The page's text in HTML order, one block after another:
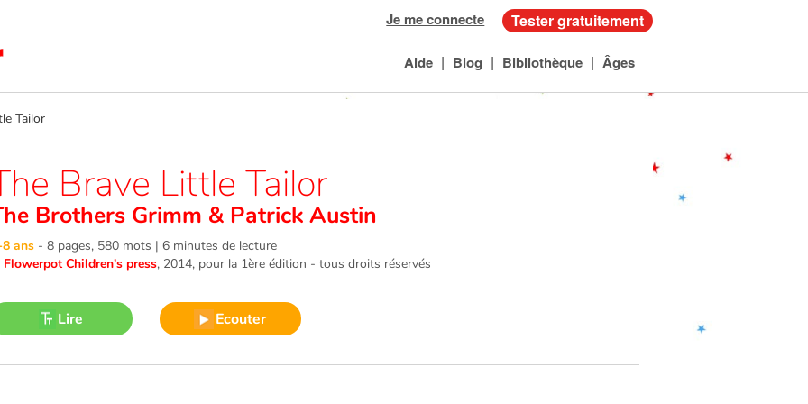
Je me connecte Tester gratuitement
Aide | Blog | Bibliothèque | Âges
Tailor
Brave Little Tailor
Brothers Grimm & Patrick Austin
ans - 8 pages, 580 mots | 6 minutes de lecture
Flowerpot Children's press, 2014, pour la 1ère édition - tous droits réservés
Lire Ecouter